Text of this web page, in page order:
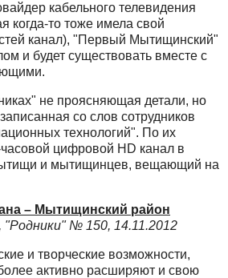
кабельного телевидения
когда-то тоже имела свой
канал), "Первый Мытищинский"
и будет существовать вместе с
не проясняющая детали, но
со слов сотрудников
технологий". По их
цифровой HD канал в
и мытищинцев, вещающий на
– Мытищинский район
"Родники" № 150, 14.11.2012
и творческие возможности,
активно расширяют и свою